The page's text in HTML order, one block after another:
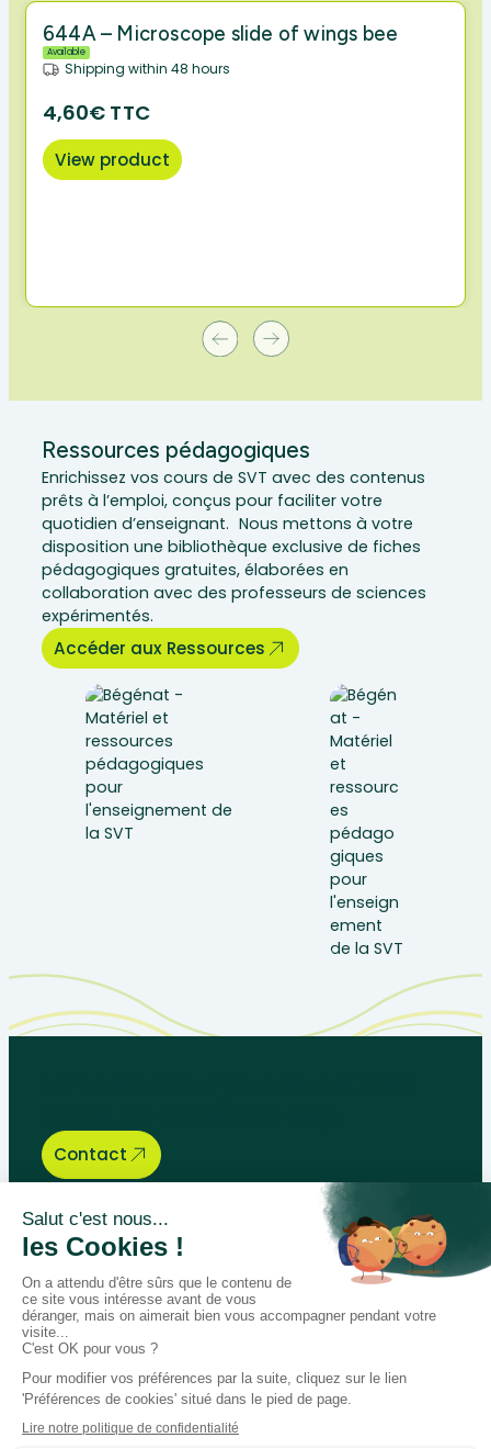
644A – Microscope slide of wings bee
Available
Shipping within 48 hours
4,60€ TTC
View product
Ressources pédagogiques
Enrichissez vos cours de SVT avec des contenus
prêts à l’emploi, conçus pour faciliter votre
quotidien d’enseignant. Nous mettons à votre
disposition une bibliothèque exclusive de fiches
pédagogiques gratuites, élaborées en
collaboration avec des professeurs de sciences
expérimentés.
Accéder aux Ressources
Contact
Bégénat
Level of education
News
Return policy
100% secure payment
Follow us on social media